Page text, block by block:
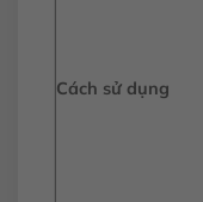
Cách sử dụng